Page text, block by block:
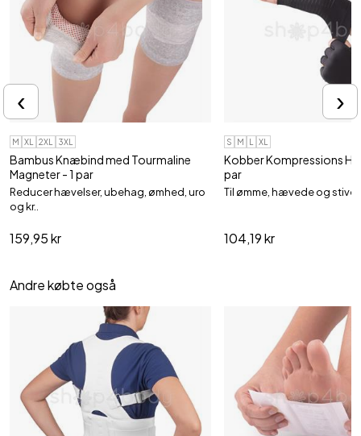
M XL 2XL 3XL
Bambus Knæbind med Tourmaline
Magneter - 1 par
Reducer hævelser, ubehag, ømhed, uro
og kr..
159,95 kr
S M XL
Kobber Kompressions
par
Til ømme, hævede og stive
104,19 kr
‹ ›
Andre købte også